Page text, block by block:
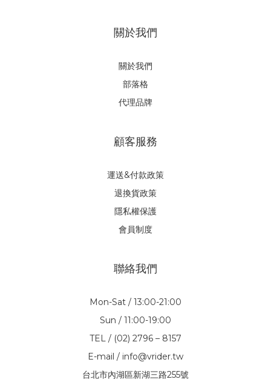
關於我們
關於我們
部落格
代理品牌
顧客服務
運送&付款政策
退換貨政策
隱私權保護
會員制度
聯絡我們
Mon-Sat / 13:00-21:00
Sun / 11:00-19:00
TEL / (02) 2796 – 8157
E-mail / info@vrider.tw
台北市內湖區新湖三路255號